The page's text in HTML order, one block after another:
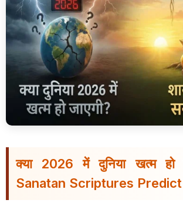
क्या 2026 में दुनिया खत्म हो
Sanatan Scriptures